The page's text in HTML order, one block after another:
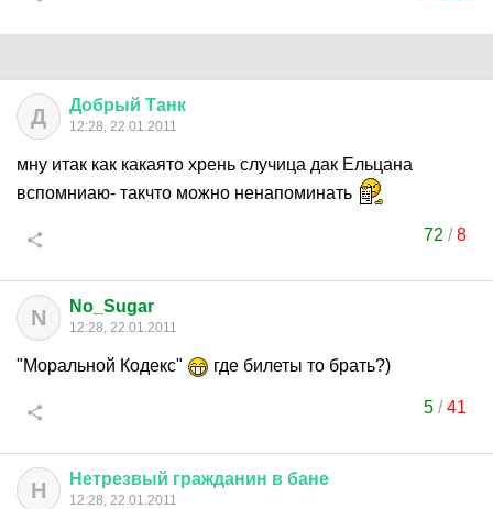
Д Добрый Танк
12:28, 22.01.2011
мну итак как какаято хрень случица дак Ельцана
вспомниаю- такчто можно ненапоминать
72 /8
N No_Sugar
12:28, 22.01.2011
"Моральной Кодекс" где билеты то брать?)
5 /41
Н Нетрезвый гражданин в бане
12:28, 22.01.2011